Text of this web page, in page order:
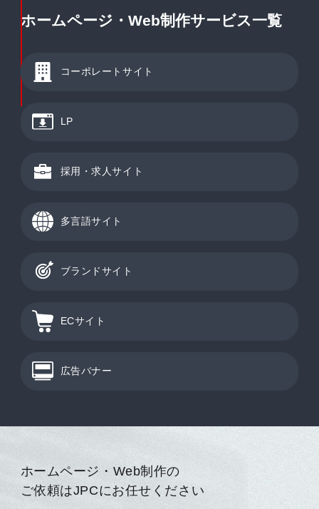
ホームページ・Web制作サービス一覧
コーポレートサイト
LP
採用・求人サイト
多言語サイト
ブランドサイト
ECサイト
広告バナー
ホームページ・Web制作の
ご依頼はJPCにお任せください